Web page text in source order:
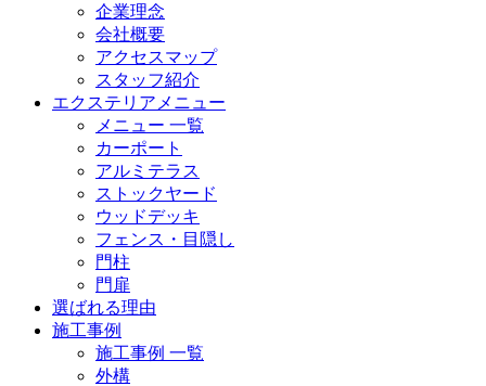
企業理念
会社概要
アクセスマップ
スタッフ紹介
エクステリアメニュー
メニュー 一覧
カーポート
アルミテラス
ストックヤード
ウッドデッキ
フェンス・目隠し
門柱
門扉
選ばれる理由
施工事例
施工事例 一覧
外構